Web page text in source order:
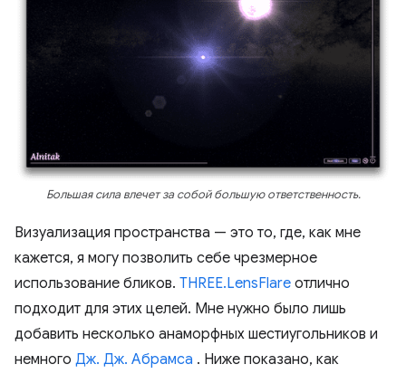
Большая сила влечет за собой большую ответственность.
Визуализация пространства — это то, где, как мне
кажется, я могу позволить себе чрезмерное
использование бликов. THREE.LensFlare отлично
подходит для этих целей. Мне нужно было лишь
добавить несколько анаморфных шестиугольников и
немного Дж. Дж. Абрамса . Ниже показано, как